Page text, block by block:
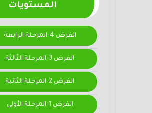
المستويات
الفرض 4-المرحلة الرابعة
الفرض 3-المرحلة الثالثة
الفرض 2-المرحلة الثانية
الفرض 1-المرحلة الأولى